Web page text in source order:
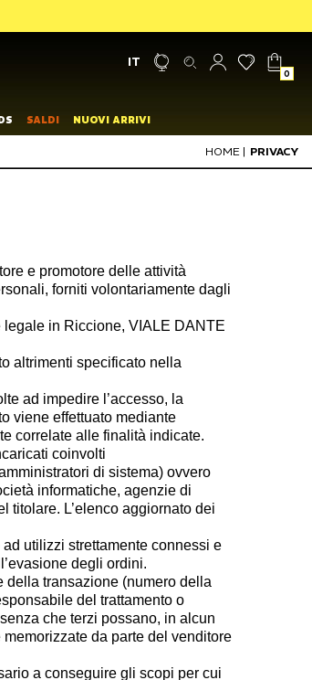
IT
0
SALDI NUOVI ARRIVI
HOME | PRIVACY
e promotore delle attività
forniti volontariamente dagli
legale in Riccione, VIALE DANTE
altrimenti specificato nella
ad impedire l’accesso, la
viene effettuato mediante
correlate alle finalità indicate.
coinvolti
di sistema) ovvero
informatiche, agenzie di
titolare. L’elenco aggiornato dei
utilizzi strettamente connessi e
degli ordini.
della transazione (numero della
del trattamento o
che terzi possano, in alcun
da parte del venditore
a conseguire gli scopi per cui